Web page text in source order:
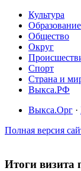
Культура
Образование
Общество
Округ
Спорт
Страна и
Выкса.РФ
Выкса.Орг ·
Полная версия
Итоги